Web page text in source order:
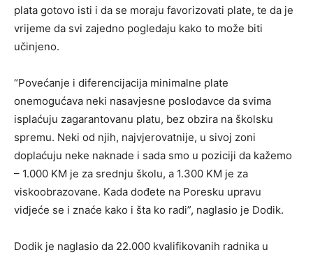
plata gotovo isti i da se moraju favorizovati plate, te da je
vrijeme da svi zajedno pogledaju kako to može biti
učinjeno.
“Povećanje i diferencijacija minimalne plate
onemogućava neki nasavjesne poslodavce da svima
isplaćuju zagarantovanu platu, bez obzira na školsku
spremu. Neki od njih, najvjerovatnije, u sivoj zoni
doplaćuju neke naknade i sada smo u poziciji da kažemo
– 1.000 KM je za srednju školu, a 1.300 KM je za
viskoobrazovane. Kada dođete na Poresku upravu
vidjeće se i znaće kako i šta ko radi”, naglasio je Dodik.
Dodik je naglasio da 22.000 kvalifikovanih radnika u